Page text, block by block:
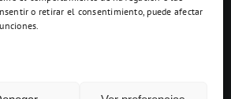
o retirar el consentimiento, puede afectar